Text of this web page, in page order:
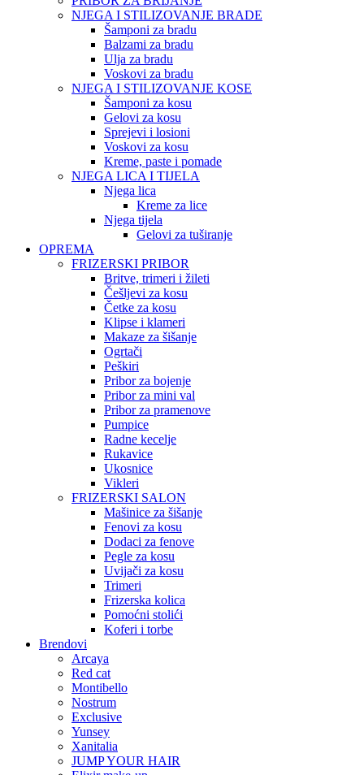
NJEGA I STILIZOVANJE BRADE
Šamponi za bradu
Balzami za bradu
Ulja za bradu
Voskovi za bradu
NJEGA I STILIZOVANJE KOSE
Šamponi za kosu
Gelovi za kosu
Sprejevi i losioni
Voskovi za kosu
Kreme, paste i pomade
NJEGA LICA I TIJELA
Njega lica
Kreme za lice
Njega tijela
Gelovi za tuširanje
OPREMA
FRIZERSKI PRIBOR
Britve, trimeri i žileti
Češljevi za kosu
Četke za kosu
Klipse i klameri
Makaze za šišanje
Ogrtači
Peškiri
Pribor za bojenje
Pribor za mini val
Pribor za pramenove
Pumpice
Radne kecelje
Rukavice
Ukosnice
Vikleri
FRIZERSKI SALON
Mašinice za šišanje
Fenovi za kosu
Dodaci za fenove
Pegle za kosu
Uvijači za kosu
Trimeri
Frizerska kolica
Pomoćni stolići
Koferi i torbe
Brendovi
Arcaya
Red cat
Montibello
Nostrum
Exclusive
Yunsey
Xanitalia
JUMP YOUR HAIR